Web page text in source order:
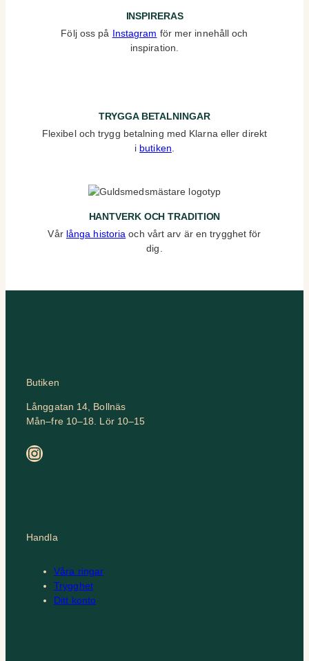
INSPIRERAS
Följ oss på Instagram för mer innehåll och
inspiration.
TRYGGA BETALNINGAR
Flexibel och trygg betalning med Klarna eller direkt
i butiken
HANTVERK OCH TRADITION
Vår långa historia och vårt arv är en trygghet för
dig.
Butiken
Långgatan 14, Bollnäs
Mån–fre 10–18. Lör 10–15
Instagram
Handla
Våra ringar
Trygghet
Ditt konto